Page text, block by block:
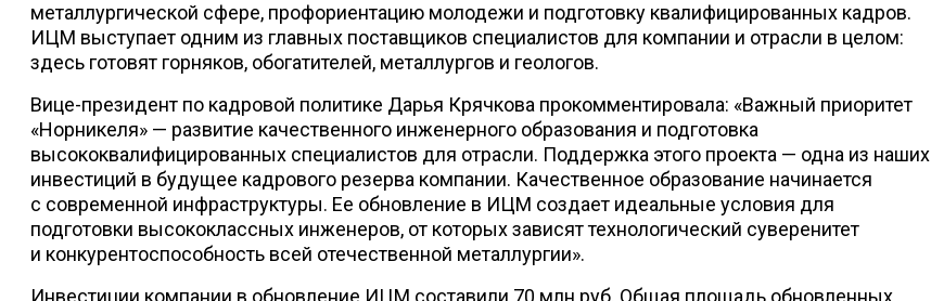
металлургической сфере, профориентацию молодежи и подготовку квалифицированных кадров.
ИЦМ выступает одним из главных поставщиков специалистов для компании и отрасли в целом:
здесь готовят горняков, обогатителей, металлургов и геологов.
Вице-президент по кадровой политике Дарья Крячкова прокомментировала: «Важный приоритет
«Норникеля» — развитие качественного инженерного образования и подготовка
высококвалифицированных специалистов для отрасли. Поддержка этого проекта — одна из наших
инвестиций в будущее кадрового резерва компании. Качественное образование начинается
с современной инфраструктуры. Ее обновление в ИЦМ создает идеальные условия для
подготовки высококлассных инженеров, от которых зависят технологический суверенитет
и конкурентоспособность всей отечественной металлургии».
Инвестиции компании в обновление ИЦМ составили 70 млн руб. Общая площадь обновленных